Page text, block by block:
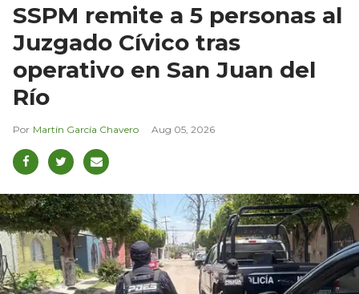
SSPM remite a 5 personas al
Juzgado Cívico tras
operativo en San Juan del
Río
Martín García Chavero Aug 05, 2026